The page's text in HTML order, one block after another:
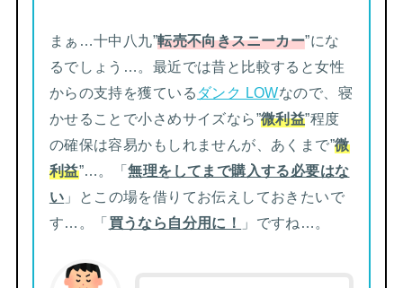
まぁ…十中八九”転売不向きスニーカー”にな
るでしょう…。最近では昔と比較すると女性
からの支持を獲ている ダンク LOWなので、寝
かせることで小さめサイズなら”微利益”程度
の確保は容易かもしれませんが、あくまで”微
利益”…。「無理をしてまで購入する必要はな
い 」とこの場を借りてお伝えしておきたいで
す…。「買うなら自分用に！ 」ですね…。